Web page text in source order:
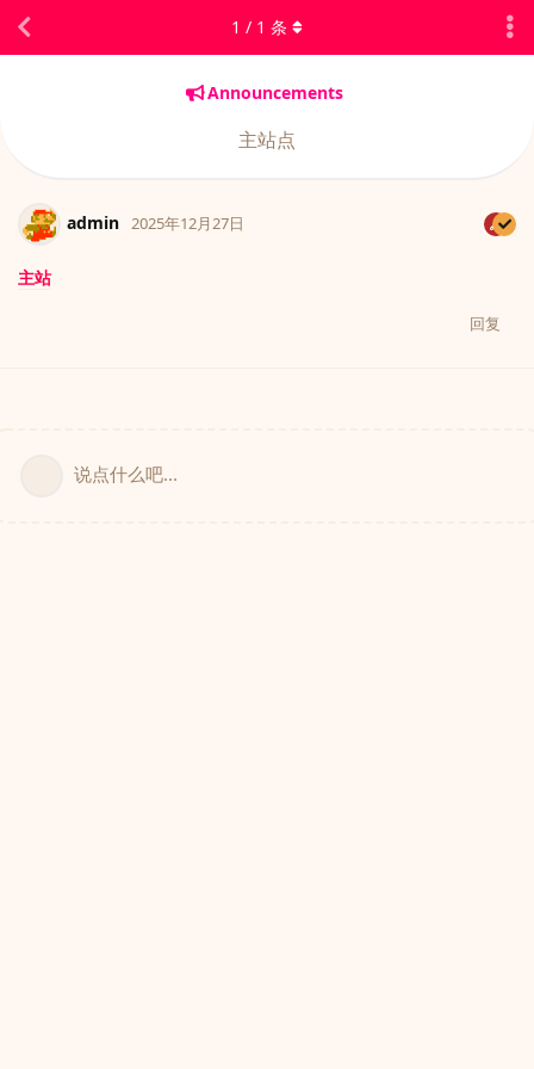
Announcements
主站点
1 / 1 条
admin 2025年12月27日
主站
回复
说点什么吧...